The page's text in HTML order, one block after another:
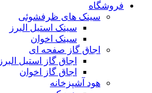
فروشگاه
سینک های ظرفشوئی
سینک استیل البرز
سینک اخوان
اجاق گاز صفحه ای
اجاق گاز استیل البرز
اجاق گاز اخوان
هود آشپزخانه